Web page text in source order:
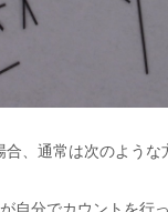
合、通常は次のよう